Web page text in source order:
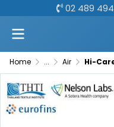
02 489
Home ... Air Hi-Care Air [เซท3